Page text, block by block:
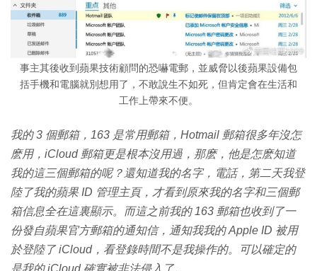
事主其後收到蘋果技術顧問的恐嚇電郵，並威脅以後蘋果設備包
括手機和電腦就別想用了，不敢說生不如死，但肯定會在生活和
工作上帶來不便。
我的 3 個郵箱，163 是常用郵箱，Hotmail 郵箱很多年沒怎
麽用，iCloud 郵箱更是根本沒用過，那麽，他是怎麽知道
我的這三個郵箱的呢？還知道我的名字，電話，第二天我登
陸了我的蘋果 ID 管理主頁，才看到原來我的名字和三個郵
箱信息全在這裏顯示。而這之前我的 163 郵箱也收到了一
份發自蘋果官方郵箱的通知信，通知我我的 Apple ID 被用
於登陸了 iCloud，看登錄時間不是我操作的。可以確定的
是我的 iCloud 確實被非法侵入了。